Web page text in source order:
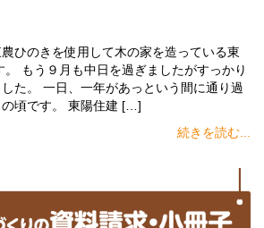
ひのきを使用して木の家を造っている東
もう９月も中日を過ぎましたがすっかり
た。 一日、一年があっという間に通り過
の頃です。 東陽住建 […]
続きを読む...